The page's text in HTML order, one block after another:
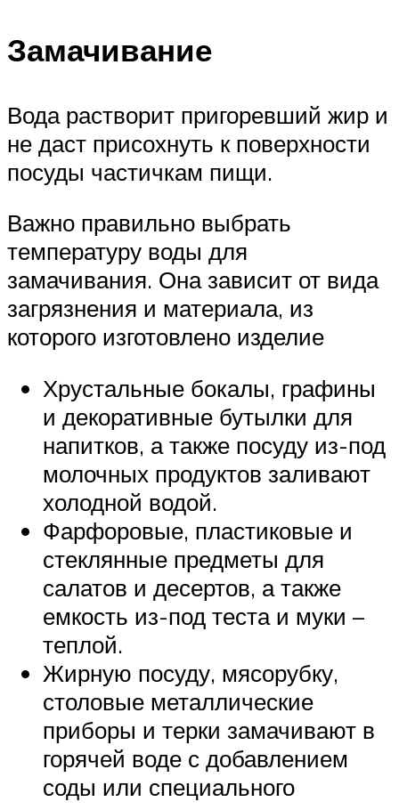
Замачивание
Вода растворит пригоревший жир и
не даст присохнуть к поверхности
посуды частичкам пищи.
Важно правильно выбрать
температуру воды для
замачивания. Она зависит от вида
загрязнения и материала, из
которого изготовлено изделие
Хрустальные бокалы, графины
и декоративные бутылки для
напитков, а также посуду из-под
молочных продуктов заливают
холодной водой.
Фарфоровые, пластиковые и
стеклянные предметы для
салатов и десертов, а также
емкость из-под теста и муки –
теплой.
Жирную посуду, мясорубку,
столовые металлические
приборы и терки замачивают в
горячей воде с добавлением
соды или специального